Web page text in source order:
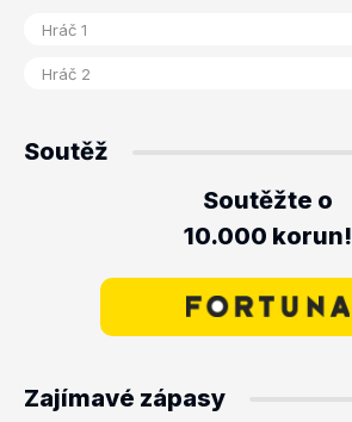
Soutěž
Soutěžte o
10.000 korun!
Zajímavé zápasy